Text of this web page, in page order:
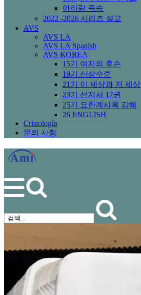
아리랑 족속
2022 -2026 시리즈 설교
AVS
AVS LA
AVS LA Spanish
AVS KOREA
15기 여자의 후손
19기 산상수훈
21기 이 세상과 저 세상
23기 선지서 17권
25기 요한계시록 강해
26 ENGLISH
Cristología
문의 사항